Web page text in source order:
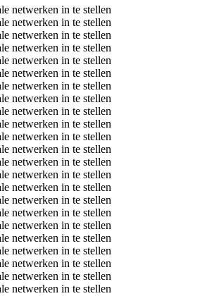
netwerken in te stellen
netwerken in te stellen
netwerken in te stellen
netwerken in te stellen
netwerken in te stellen
netwerken in te stellen
netwerken in te stellen
netwerken in te stellen
netwerken in te stellen
netwerken in te stellen
netwerken in te stellen
netwerken in te stellen
netwerken in te stellen
netwerken in te stellen
netwerken in te stellen
netwerken in te stellen
netwerken in te stellen
netwerken in te stellen
netwerken in te stellen
netwerken in te stellen
netwerken in te stellen
netwerken in te stellen
netwerken in te stellen